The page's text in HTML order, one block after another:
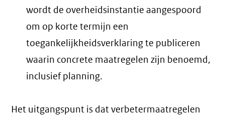
wordt de overheidsinstantie aangespoord
om op korte termijn een
toegankelijkheidsverklaring te publiceren
waarin concrete maatregelen zijn benoemd,
inclusief planning.
Het uitgangspunt is dat verbetermaatregelen